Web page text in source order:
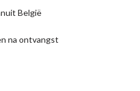
België
na ontvangst